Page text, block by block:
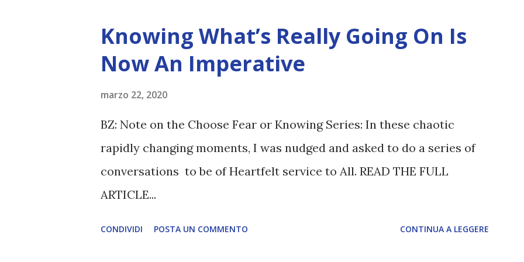
Knowing What’s Really Going On Is
Now An Imperative
marzo 22, 2020
BZ: Note on the Choose Fear or Knowing Series: In these chaotic
rapidly changing moments, I was nudged and asked to do a series of
conversations to be of Heartfelt service to All. READ THE FULL
ARTICLE...
CONDIVIDI POSTA UN COMMENTO CONTINUA A LEGGERE